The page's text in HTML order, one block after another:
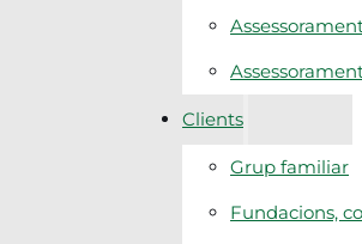
Clients
Grup familiar
Fundacions,